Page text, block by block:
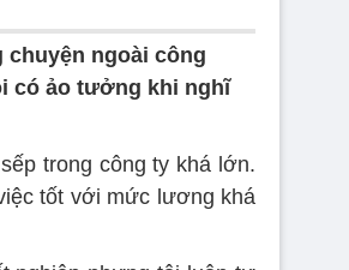
chuyện ngoài công
có ảo tưởng khi nghĩ
trong công ty khá lớn.
tốt với mức lương khá